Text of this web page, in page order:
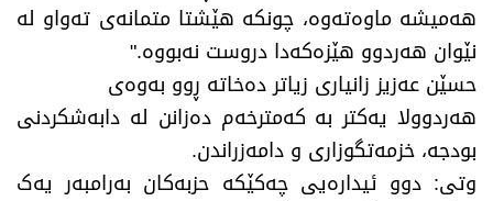
هەمیشە ماوەتەوە، چونکە هێشتا متمانەی تەواو لە
نێوان هەردوو هێزەکەدا دروست نەبووە."
​حسێن عەزیز زانیاری زیاتر دەخاتە ڕوو بەوەی
هەردوولا یەکتر بە کەمترخەم دەزانن لە دابەشکردنی
بودجە، خزمەتگوزاری و دامەزراندن.
وتی: دوو ئیدارەیی چەکێکە حزبەکان بەرامبەر یەک